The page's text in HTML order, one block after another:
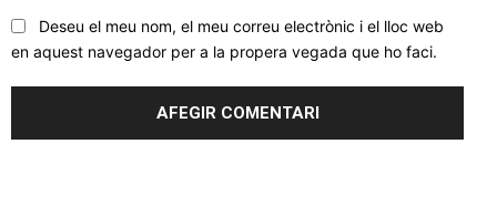
Deseu el meu nom, el meu correu electrònic i el lloc web
en aquest navegador per a la propera vegada que ho faci.